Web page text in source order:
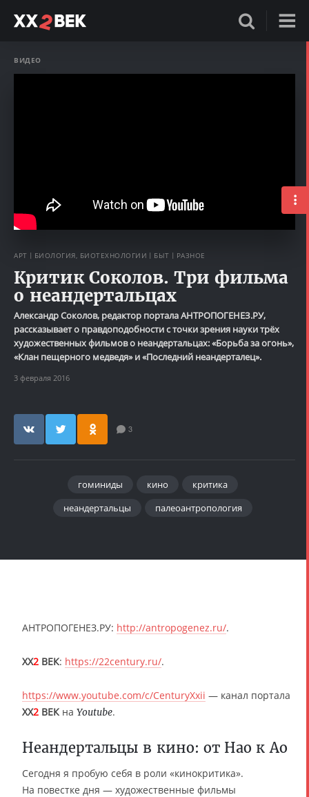
ВИДЕО
АРТ БИОЛОГИЯ, БИОТЕХНОЛОГИИ БЫТ РАЗНОЕ
Критик Соколов. Три фильма
о неандертальцах
Александр Соколов, редактор портала АНТРОПОГЕНЕЗ.РУ,
рассказывает о правдоподобности с точки зрения науки трёх
художественных фильмов о неандертальцах: «Борьба за огонь»,
«Клан пещерного медведя» и «Последний неандерталец».
3 февраля 2016
3
гоминиды кино
критика
неандертальцы
палеоантропология
АНТРОПОГЕНЕЗ.РУ: http://antropogenez.ru/.
XX2 ВЕК: https://22century.ru/.
https://www.youtube.com/c/CenturyXxii — канал портала
XX2 ВЕК на Youtube.
Неандертальцы в кино: от Нао к Ао
Сегодня я пробую себя в роли «кинокритика».
На повестке дня — художественные фильмы